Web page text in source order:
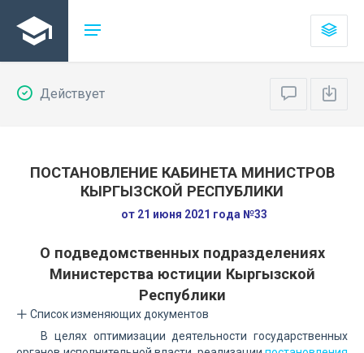
Действует
ПОСТАНОВЛЕНИЕ КАБИНЕТА МИНИСТРОВ
КЫРГЫЗСКОЙ РЕСПУБЛИКИ
от 21 июня 2021 года №33
О подведомственных подразделениях
Министерства юстиции Кыргызской
Республики
Список изменяющих документов
В целях оптимизации деятельности государственных